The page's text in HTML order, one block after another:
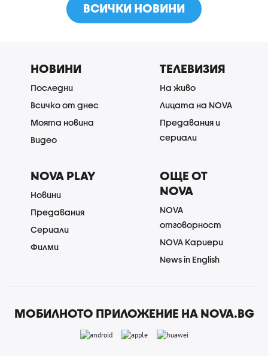
ВСИЧКИ НОВИНИ
НОВИНИ
Последни
Всичко от днес
Моята новина
Видео
ТЕЛЕВИЗИЯ
На живо
Лицата на NOVA
Предавания и
сериали
NOVA PLAY
Новини
Предавания
Сериали
Филми
ОЩЕ ОТ
NOVA
NOVA
отговорност
NOVA Кариери
News in English
МОБИЛНОТО ПРИЛОЖЕНИЕ НА NOVA.BG